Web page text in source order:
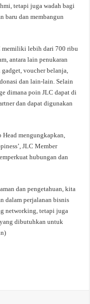
tetapi juga wadah bagi
baru dan membangun
memiliki lebih dari 700 ribu
antara lain penukaran
voucher belanja,
dan lain-lain. Selain
dimana poin JLC dapat di
dan dapat digunakan
mengungkapkan,
JLC Member
hubungan dan
dan pengetahuan, kita
dalam perjalanan bisnis
networking, tetapi juga
dibutuhkan untuk